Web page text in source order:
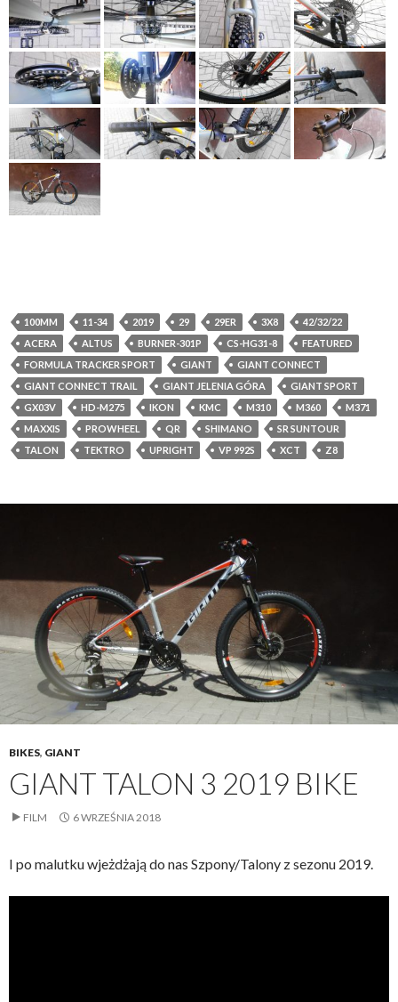
100MM 11-34 2019 29 29ER 3X8
42/32/22
ACERA
ALTUS BURNER-301P CS-HG31-8
FEATURED
FORMULA TRACKER SPORT
GIANT
GIANT CONNECT
GIANT CONNECT TRAIL
GIANT JELENIA GÓRA
GIANT SPORT
GX03V
HD-M275 IKON KMC M310 M360
M371
MAXXIS
PROWHEEL QR SHIMANO
SR SUNTOUR
TALON
TEKTRO UPRIGHT VP 992S XCT Z8
BIKES, GIANT
GIANT TALON 3 2019 BIKE
FILM 6 WRZEŚNIA 2018
I po malutku wjeżdżają do nas Szpony/Talony z sezonu 2019.